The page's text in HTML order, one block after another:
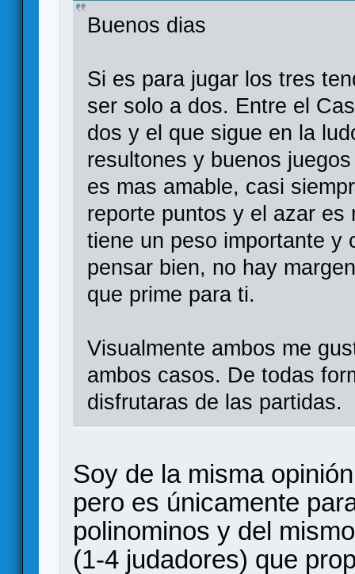
Buenos dias
Si es para jugar los tres
ser solo a dos. Entre el
dos y el que sigue en la
resultones y buenos
es mas amable, casi
reporte puntos y el azar
tiene un peso importante y
pensar bien, no hay
que prime para ti.
Visualmente ambos me
ambos casos. De todas
disfrutaras de las partidas.
Soy de la misma
pero es únicamente
polinominos y del
(1-4 judadores) que